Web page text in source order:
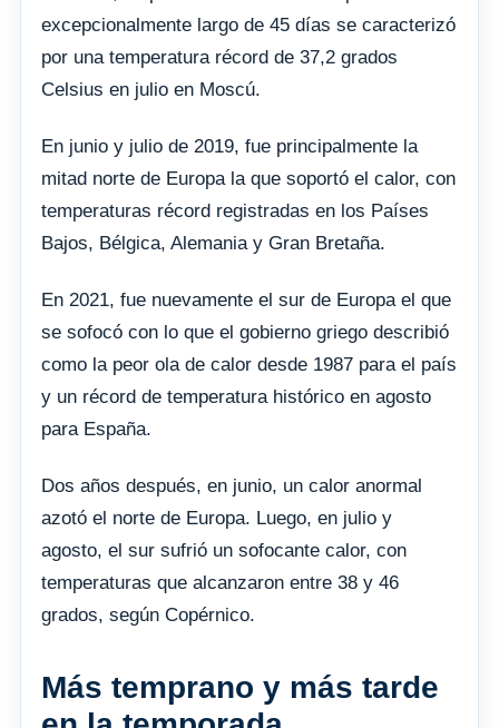
excepcionalmente largo de 45 días se caracterizó
por una temperatura récord de 37,2 grados
Celsius en julio en Moscú.
En junio y julio de 2019, fue principalmente la
mitad norte de Europa la que soportó el calor, con
temperaturas récord registradas en los Países
Bajos, Bélgica, Alemania y Gran Bretaña.
En 2021, fue nuevamente el sur de Europa el que
se sofocó con lo que el gobierno griego describió
como la peor ola de calor desde 1987 para el país
y un récord de temperatura histórico en agosto
para España.
Dos años después, en junio, un calor anormal
azotó el norte de Europa. Luego, en julio y
agosto, el sur sufrió un sofocante calor, con
temperaturas que alcanzaron entre 38 y 46
grados, según Copérnico.
Más temprano y más tarde